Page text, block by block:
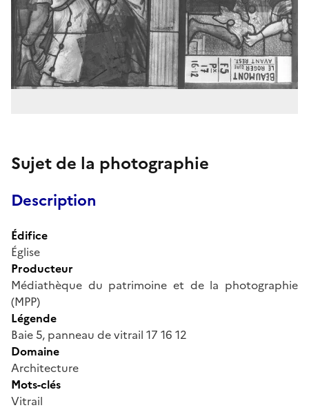
Sujet de la photographie
Description
Édifice
Église
Producteur
Médiathèque du patrimoine et de la photographie
(MPP)
Légende
Baie 5, panneau de vitrail 17 16 12
Domaine
Architecture
Mots-clés
Vitrail